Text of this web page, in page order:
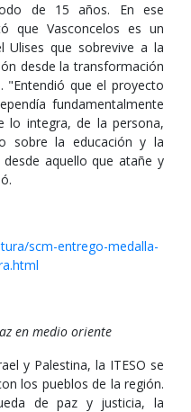
de 15 años. En ese
que Vasconcelos es un
Ulises que sobrevive a la
desde la transformación
"Entendió que el proyecto
fundamentalmente
lo integra, de la persona,
sobre la educación y la
aquello que atañe y
scm-entrego-medalla-
en medio oriente
y Palestina, la ITESO se
los pueblos de la región.
de paz y justicia, la